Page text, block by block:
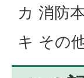
カ 消防
キ その